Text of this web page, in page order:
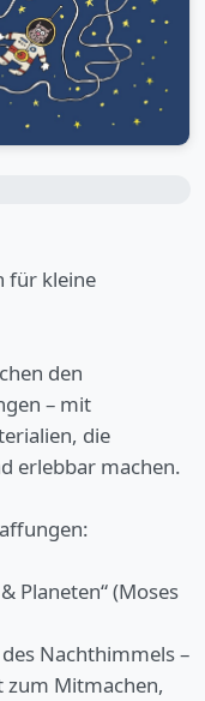
für kleine
den
– mit
die
erlebbar machen.
Planeten“ (Moses
Nachthimmels –
Mitmachen,